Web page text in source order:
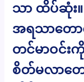
သာ ထိပ်ဆုံး
အရသာတော
တင်မာဝင်းကို
စိတ်မလာတော့